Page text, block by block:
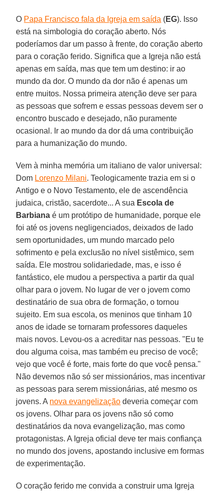
O Papa Francisco fala da Igreja em saída (EG). Isso
está na simbologia do coração aberto. Nós
poderíamos dar um passo à frente, do coração aberto
para o coração ferido. Significa que a Igreja não está
apenas em saída, mas que tem um destino: ir ao
mundo da dor. O mundo da dor não é apenas um
entre muitos. Nossa primeira atenção deve ser para
as pessoas que sofrem e essas pessoas devem ser o
encontro buscado e desejado, não puramente
ocasional. Ir ao mundo da dor dá uma contribuição
para a humanização do mundo.
Vem à minha memória um italiano de valor universal:
Dom Lorenzo Milani. Teologicamente trazia em si o
Antigo e o Novo Testamento, ele de ascendência
judaica, cristão, sacerdote... A sua Escola de
Barbiana é um protótipo de humanidade, porque ele
foi até os jovens negligenciados, deixados de lado
sem oportunidades, um mundo marcado pelo
sofrimento e pela exclusão no nível sistêmico, sem
saída. Ele mostrou solidariedade, mas, e isso é
fantástico, ele mudou a perspectiva a partir da qual
olhar para o jovem. No lugar de ver o jovem como
destinatário de sua obra de formação, o tornou
sujeito. Em sua escola, os meninos que tinham 10
anos de idade se tornaram professores daqueles
mais novos. Levou-os a acreditar nas pessoas. "Eu te
dou alguma coisa, mas também eu preciso de você;
vejo que você é forte, mais forte do que você pensa."
Não devemos não só ser missionários, mas incentivar
as pessoas para serem missionárias, até mesmo os
jovens. A nova evangelização deveria começar com
os jovens. Olhar para os jovens não só como
destinatários da nova evangelização, mas como
protagonistas. A Igreja oficial deve ter mais confiança
no mundo dos jovens, apostando inclusive em formas
de experimentação.
O coração ferido me convida a construir uma Igreja